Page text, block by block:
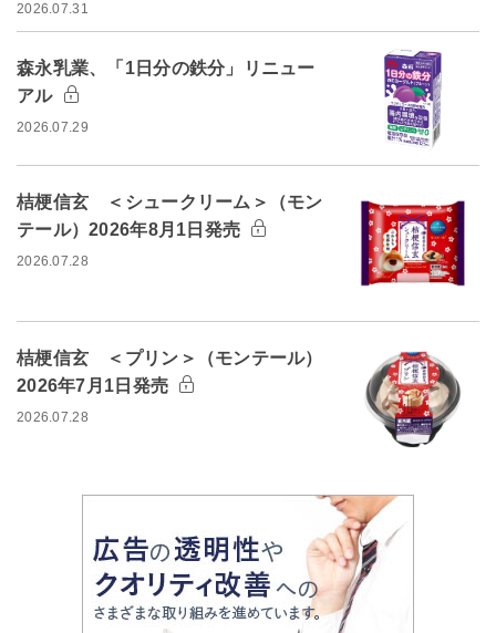
2026.07.31
森永乳業、「1日分の鉄分」リニュー
アル
2026.07.29
桔梗信玄 ＜シュークリーム＞（モン
テール）2026年8月1日発売
2026.07.28
桔梗信玄 ＜プリン＞（モンテール）
2026年7月1日発売
2026.07.28